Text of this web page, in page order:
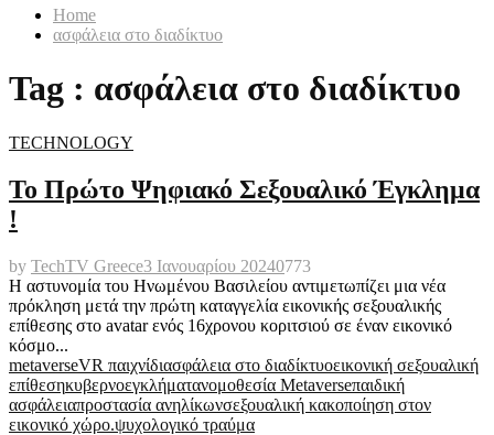
Home
ασφάλεια στο διαδίκτυο
Tag : ασφάλεια στο διαδίκτυο
TECHNOLOGY
Το Πρώτο Ψηφιακό Σεξουαλικό Έγκλημα
!
by TechTV Greece3 Ιανουαρίου 20240773
Η αστυνομία του Ηνωμένου Βασιλείου αντιμετωπίζει μια νέα
πρόκληση μετά την πρώτη καταγγελία εικονικής σεξουαλικής
επίθεσης στο avatar ενός 16χρονου κοριτσιού σε έναν εικονικό
κόσμο...
metaverseVR παιχνίδιασφάλεια στο διαδίκτυοεικονική σεξουαλική
επίθεσηκυβερνοεγκλήματανομοθεσία Metaverseπαιδική
ασφάλειαπροστασία ανηλίκωνσεξουαλική κακοποίηση στον
εικονικό χώρο.ψυχολογικό τραύμα